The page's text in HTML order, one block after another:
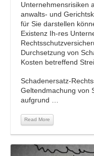
Unternehmensrisiken
anwalts- und
für Sie darstellen
Existenz Ih-res
Durchsetzung von
Kosten betreffend
Schadenersatz-
Geltendmachung von
aufgrund …
Read More